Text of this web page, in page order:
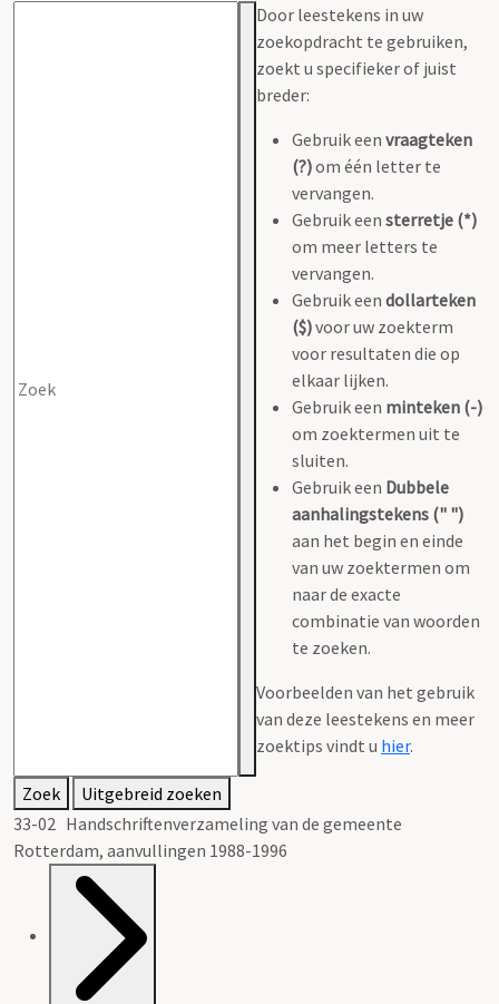
Door leestekens in uw
zoekopdracht te gebruiken,
zoekt u specifieker of juist
breder:
Gebruik een vraagteken
(?)om één letter te
vervangen.
Gebruik een sterretje (*)
om meer letters te
vervangen.
Gebruik een dollarteken
($)voor uw zoekterm
voor resultaten die op
elkaar lijken.
Gebruik een minteken (-)
om zoektermen uit te
sluiten.
Gebruik een Dubbele
aanhalingstekens (" ")
aan het begin en einde
van uw zoektermen om
naar de exacte
combinatie van woorden
te zoeken.
Voorbeelden van het gebruik
van deze leestekens en meer
zoektips vindt u hier.
Zoek
Uitgebreid zoeken
33-02 Handschriftenverzameling van de gemeente
Rotterdam, aanvullingen 1988-1996